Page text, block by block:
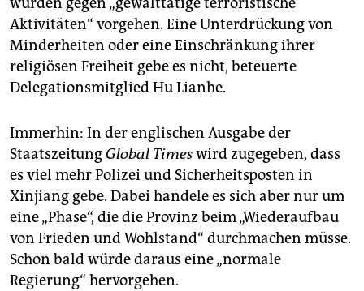
Aktivitäten“ vorgehen. Eine Unterdrückung von
Minderheiten oder eine Einschränkung ihrer
religiösen Freiheit gebe es nicht, beteuerte
Delegationsmitglied Hu Lianhe.
Immerhin: In der englischen Ausgabe der
StaatszeitungGlobal Timeswird zugegeben, dass
es viel mehr Polizei und Sicherheitsposten in
Xinjiang gebe. Dabei handele es sich aber nur um
eine „Phase“, die die Provinz beim „Wiederaufbau
von Frieden und Wohlstand“ durchmachen müsse.
Schon bald würde daraus eine „normale
Regierung“ hervorgehen.